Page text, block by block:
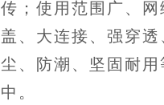
传；使用范围广、
盖、大连接、强穿
尘、防潮、坚固耐
中。